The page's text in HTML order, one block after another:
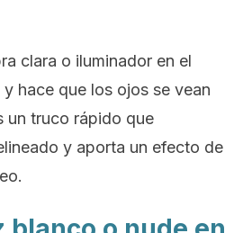
clara o iluminador en el
hace que los ojos se vean
un truco rápido que
y aporta un efecto de